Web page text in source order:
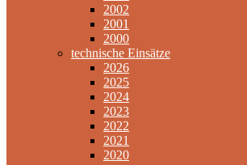
2002
2001
2000
technische Einsätze
2026
2025
2024
2023
2022
2021
2020